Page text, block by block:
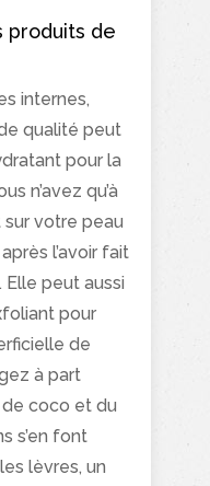
produits de
internes,
qualité peut
pour la
n’avez qu’à
sur votre peau
l’avoir fait
Elle peut aussi
pour
de
à part
de coco et du
s’en font
lèvres, un